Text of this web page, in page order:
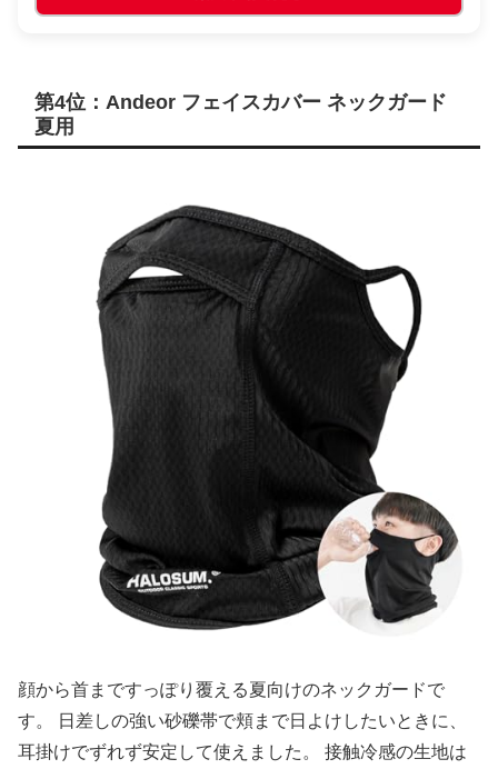
第4位：Andeor フェイスカバー ネックガード
夏用
顔から首まですっぽり覆える夏向けのネックガードで
す。 日差しの強い砂礫帯で頬まで日よけしたいときに、
耳掛けでずれず安定して使えました。 接触冷感の生地は